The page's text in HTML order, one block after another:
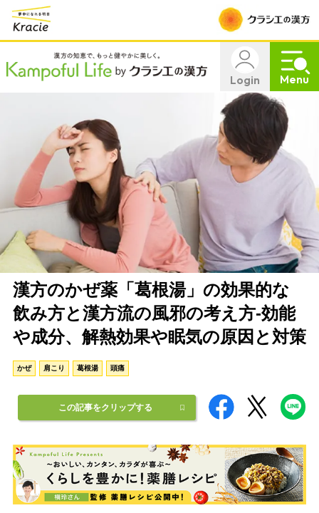
Login Menu
漢方のかぜ薬「葛根湯」の効果的な
飲み方と漢方流の風邪の考え方-効能
や成分、解熱効果や眠気の原因と対策
かぜ 肩こり 葛根湯 頭痛
この記事をクリップする